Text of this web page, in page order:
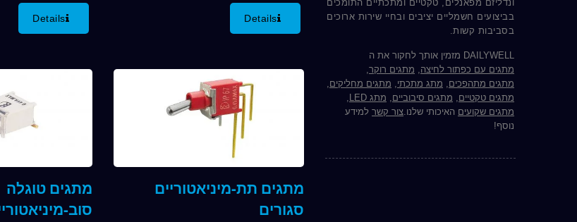
Details
של מילוי הידית
Details
מתגים תת-מיניאטוריים
סגורים
מתגים טוגלה
סוב-
ונדליזם מפאנלים, טקטיים ומתכתיים התומכים
בביצועים חשמליים יציבים ובחיי שירות ארוכים
בסביבות קשות.
DAILYWELL מזמין אותך לחקור את ה
מתגים עם כפתור לחיצה, מתגים רוקר,
מתגים מתהפכים, מתג מתכתי, מתגים מחליקים,
מתגים טקטיים, מתגים סיבוביים, מתג LED
,
מתגים שקועים האיכותי שלנו.צור קשר למידע
נוסף!